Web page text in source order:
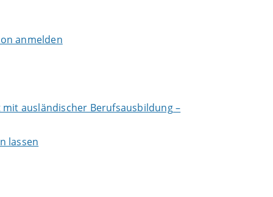
anmelden
ausländischer Berufsausbildung –
lassen